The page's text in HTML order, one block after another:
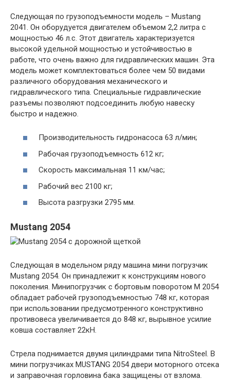
Следующая по грузоподъемности модель – Mustang
2041. Он оборудуется двигателем объемом 2,2 литра с
мощностью 46 л.с. Этот двигатель характеризуется
высокой удельной мощностью и устойчивостью в
работе, что очень важно для гидравлических машин. Эта
модель может комплектоваться более чем 50 видами
различного оборудования механического и
гидравлического типа. Специальные гидравлические
разъемы позволяют подсоединить любую навеску
быстро и надежно.
Производительность гидронасоса 63 л/мин;
Рабочая грузоподъемность 612 кг;
Скорость максимальная 11 км/час;
Рабочий вес 2100 кг;
Высота разгрузки 2795 мм.
Mustang 2054
Следующая в модельном ряду машина мини погрузчик
Mustang 2054. Он принадлежит к конструкциям нового
поколения. Минипогрузчик с бортовым поворотом M 2054
обладает рабочей грузоподъемностью 748 кг, которая
при использовании предусмотренного конструктивно
противовеса увеличивается до 848 кг, вырывное усилие
ковша составляет 22кН.
Стрела поднимается двумя цилиндрами типа NitroSteel. В
мини погрузчиках MUSTANG 2054 двери моторного отсека
и заправочная горловина бака защищены от взлома.